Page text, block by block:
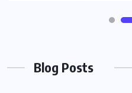
Blog Posts